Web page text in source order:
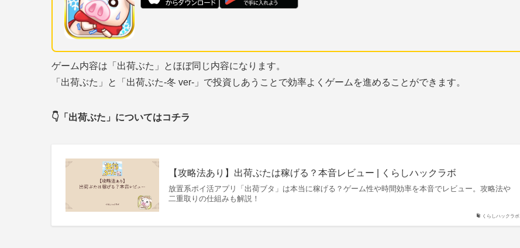
ゲーム内容は「出荷ぶた」とほぼ同じ内容になります。
「出荷ぶた」と「出荷ぶた-冬 ver-」で投資しあうことで効率よくゲームを進めることができます。
👇「出荷ぶた」についてはコチラ
くらしハックラボ
【攻略法あり】出荷ぶたは稼げる？本音レビュー | くらしハックラボ
放置系ポイ活アプリ「出荷ブタ」は本当に稼げる？ゲーム性や時間効率を本音でレビュー。攻略法や
二重取りの仕組みも解説！